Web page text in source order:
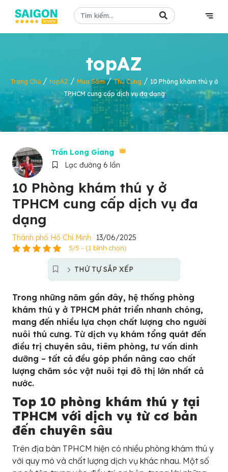
topAZ
Trang Chủ / topAZ / Mua Sắm/Thú Cưng / 10 Phòng khám thú y ở
TPHCM cung cấp dịch vụ đa dạng
Trần Long Giang
Lạc đường 6 lần
10 Phòng khám thú y ở
TPHCM cung cấp dịch vụ đa
dạng
Thành phố Hồ Chí Minh 13/06/2025
5/5 - (1 bình chọn)
THỨ TỰ SẮP XẾP
Trong những năm gần đây, hệ thống phòng
khám thú y ở TPHCM phát triển nhanh chóng,
mang đến nhiều lựa chọn chất lượng cho người
nuôi thú cưng. Từ dịch vụ khám tổng quát đến
điều trị chuyên sâu, tiêm phòng, tư vấn dinh
dưỡng – tất cả đều góp phần nâng cao chất
lượng chăm sóc vật nuôi tại đô thị lớn nhất cả
nước.
Top 10 phòng khám thú y tại
TPHCM với dịch vụ từ cơ bản
đến chuyên sâu
Trên địa bàn TPHCM hiện có nhiều phòng khám thú y
với quy mô và chất lượng dịch vụ khác nhau. Một số